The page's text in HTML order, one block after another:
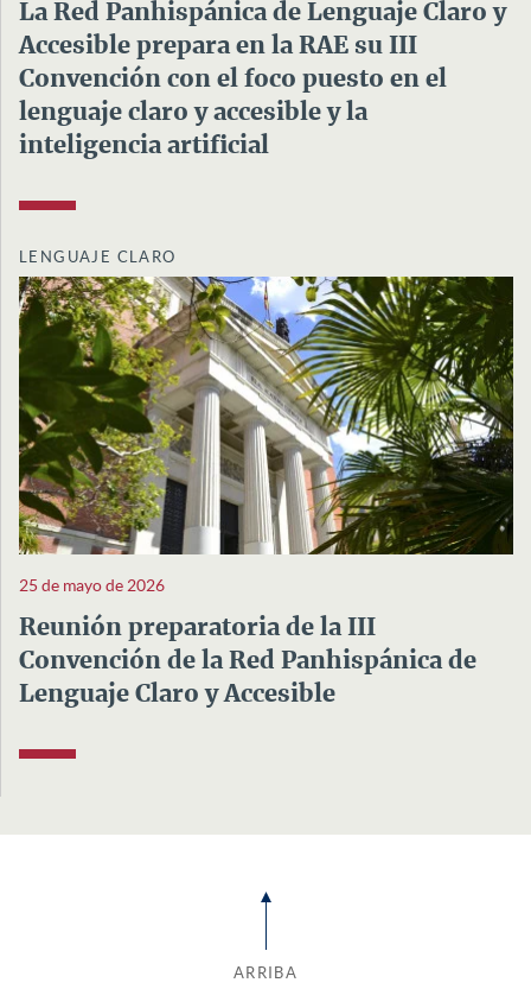
La Red Panhispánica de Lenguaje Claro y
Accesible prepara en la RAE su III
Convención con el foco puesto en el
lenguaje claro y accesible y la
inteligencia artificial
LENGUAJE CLARO
25 de mayo de 2026
Reunión preparatoria de la III
Convención de la Red Panhispánica de
Lenguaje Claro y Accesible
ARRIBA